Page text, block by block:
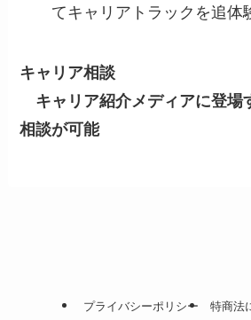
てキャリアトラックを追体
キャリア相談
キャリア紹介メディアに登場
相談が可能
プライバシーポリシー 特商法